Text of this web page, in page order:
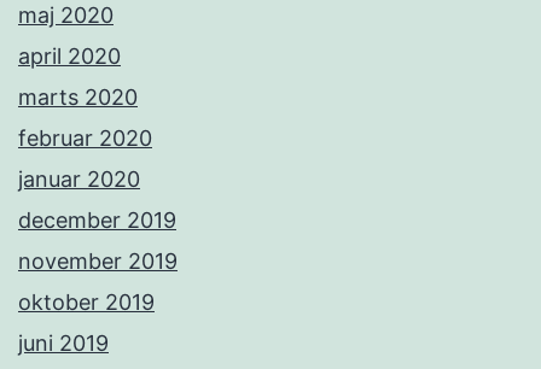
maj 2020
april 2020
marts 2020
februar 2020
januar 2020
december 2019
november 2019
oktober 2019
juni 2019